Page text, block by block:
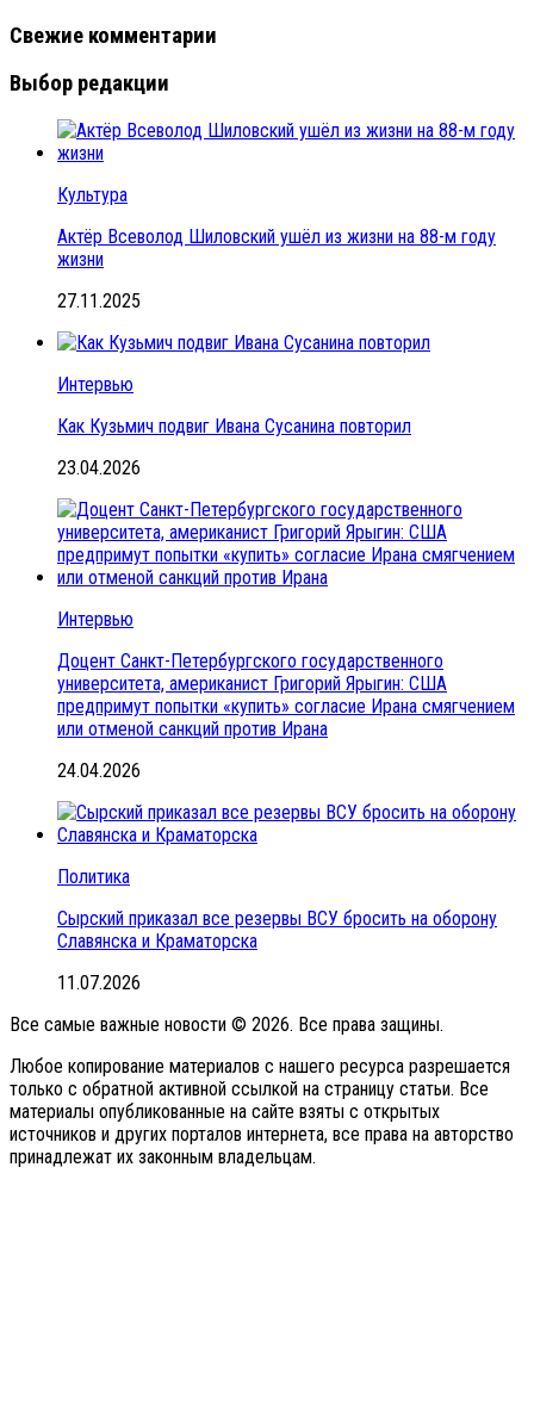
Свежие комментарии
Выбор редакции
Культура
Актёр Всеволод Шиловский ушёл из жизни на 88-м году
жизни
27.11.2025
Интервью
Как Кузьмич подвиг Ивана Сусанина повторил
23.04.2026
Интервью
Доцент Санкт-Петербургского государственного
университета, американист Григорий Ярыгин: США
предпримут попытки «купить» согласие Ирана смягчением
или отменой санкций против Ирана
24.04.2026
Политика
Сырский приказал все резервы ВСУ бросить на оборону
Славянска и Краматорска
11.07.2026
Все самые важные новости © 2026. Все права защины.
Любое копирование материалов с нашего ресурса разрешается
только с обратной активной ссылкой на страницу статьи. Все
материалы опубликованные на сайте взяты с открытых
источников и других порталов интернета, все права на авторство
принадлежат их законным владельцам.